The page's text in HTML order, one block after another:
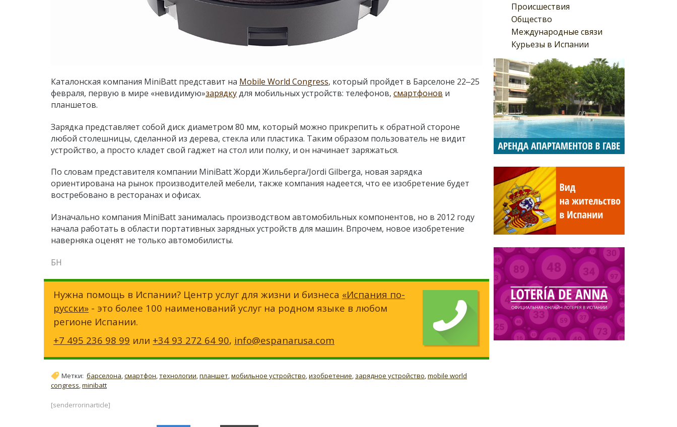
Происшествия
Общество
Международные связи
Курьезы в Испании
Каталонская компания MiniBatt представит на Mobile World Congress, который пройдет в Барселоне 22‒25
февраля, первую в мире «невидимую»зарядкудля мобильных устройств: телефонов, смартфонов и
планшетов.
Зарядка представляет собой диск диаметром 80 мм, который можно прикрепить к обратной стороне
любой столешницы, сделанной из дерева, стекла или пластика. Таким образом пользователь не видит
устройство, а просто кладет свой гаджет на стол или полку, и он начинает заряжаться.
По словам представителя компании MiniBatt Жорди Жильберга/Jordi Gilberga, новая зарядка
ориентирована на рынок производителей мебели, также компания надеется, что ее изобретение будет
востребовано в ресторанах и офисах.
Изначально компания MiniBatt занималась производством автомобильных компонентов, но в 2012 году
начала работать в области портативных зарядных устройств для машин. Впрочем, новое изобретение
наверняка оценят не только автомобилисты.
БН
Нужна помощь в Испании? Центр услуг для жизни и бизнеса «Испания по-
русски» - это более 100 наименований услуг на родном языке в любом
регионе Испании.
+7 495 236 98 99 или +34 93 272 64 90, info@espanarusa.com
Метки: барселона,смартфон,технологии,планшет,мобильное устройство,изобретение, зарядное устройство,mobile world
congress,minibatt
[senderrorinarticle]